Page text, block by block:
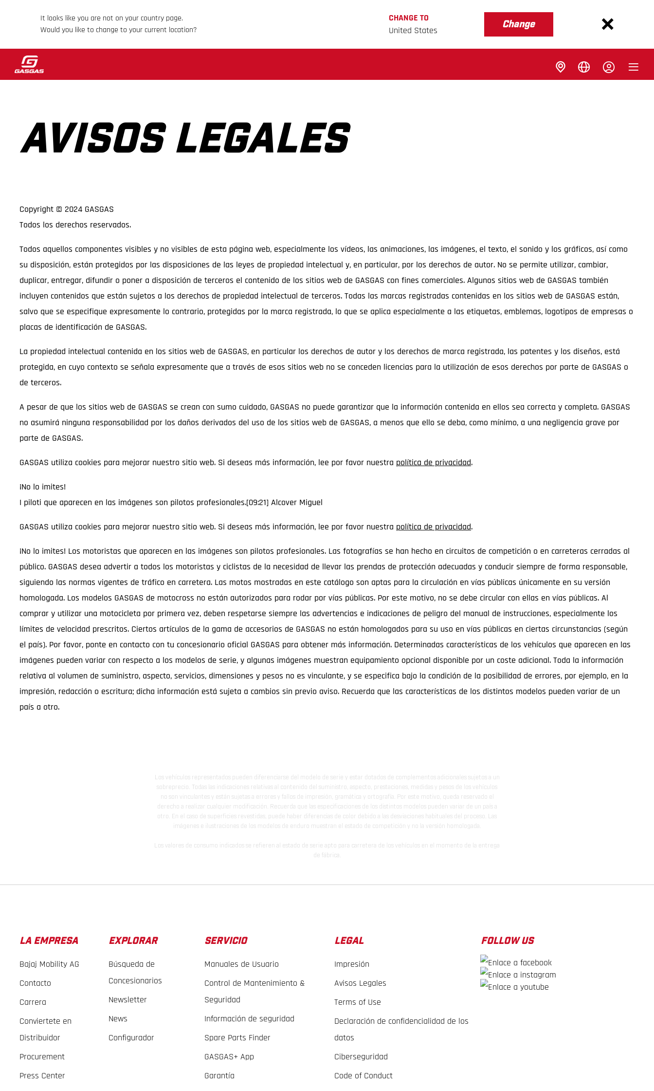
It looks like you are not on your country page.
Would you like to change to your current location?
CHANGE TO
United States
Change
AVISOS LEGALES
Copyright © 2024 GASGAS
Todos los derechos reservados.
Todos aquellos componentes visibles y no visibles de esta página web, especialmente los vídeos, las animaciones, las imágenes, el texto, el sonido y los gráficos, así como
su disposición, están protegidos por las disposiciones de las leyes de propiedad intelectual y, en particular, por los derechos de autor. No se permite utilizar, cambiar,
duplicar, entregar, difundir o poner a disposición de terceros el contenido de los sitios web de GASGAS con fines comerciales. Algunos sitios web de GASGAS también
incluyen contenidos que están sujetos a los derechos de propiedad intelectual de terceros. Todas las marcas registradas contenidas en los sitios web de GASGAS están,
salvo que se especifique expresamente lo contrario, protegidas por la marca registrada, lo que se aplica especialmente a las etiquetas, emblemas, logotipos de empresas o
placas de identificación de GASGAS.
La propiedad intelectual contenida en los sitios web de GASGAS, en particular los derechos de autor y los derechos de marca registrada, las patentes y los diseños, está
protegida, en cuyo contexto se señala expresamente que a través de esos sitios web no se conceden licencias para la utilización de esos derechos por parte de GASGAS o
de terceros.
A pesar de que los sitios web de GASGAS se crean con sumo cuidado, GASGAS no puede garantizar que la información contenida en ellos sea correcta y completa. GASGAS
no asumirá ninguna responsabilidad por los daños derivados del uso de los sitios web de GASGAS, a menos que ello se deba, como mínimo, a una negligencia grave por
parte de GASGAS.
GASGAS utiliza cookies para mejorar nuestro sitio web. Si deseas más información, lee por favor nuestra política de privacidad.
¡No lo imites!
I piloti que aparecen en las imágenes son pilotos profesionales.[09:21] Alcover Miguel
GASGAS utiliza cookies para mejorar nuestro sitio web. Si deseas más información, lee por favor nuestra política de privacidad.
¡No lo imites! Los motoristas que aparecen en las imágenes son pilotos profesionales. Las fotografías se han hecho en circuitos de competición o en carreteras cerradas al
público. GASGAS desea advertir a todos los motoristas y ciclistas de la necesidad de llevar las prendas de protección adecuadas y conducir siempre de forma responsable,
siguiendo las normas vigentes de tráfico en carretera. Las motos mostradas en este catálogo son aptas para la circulación en vías públicas únicamente en su versión
homologada. Los modelos GASGAS de motocross no están autorizados para rodar por vías públicas. Por este motivo, no se debe circular con ellas en vías públicas. Al
comprar y utilizar una motocicleta por primera vez, deben respetarse siempre las advertencias e indicaciones de peligro del manual de instrucciones, especialmente los
límites de velocidad prescritos. Ciertos artículos de la gama de accesorios de GASGAS no están homologados para su uso en vías públicas en ciertas circunstancias (según
el país). Por favor, ponte en contacto con tu concesionario oficial GASGAS para obtener más información. Determinadas características de los vehículos que aparecen en las
imágenes pueden variar con respecto a los modelos de serie, y algunas imágenes muestran equipamiento opcional disponible por un coste adicional. Toda la información
relativa al volumen de suministro, aspecto, servicios, dimensiones y pesos no es vinculante, y se especifica bajo la condición de la posibilidad de errores, por ejemplo, en la
impresión, redacción o escritura; dicha información está sujeta a cambios sin previo aviso. Recuerda que las características de los distintos modelos pueden variar de un
país a otro.
Los vehículos representados pueden diferenciarse del modelo de serie y estar dotados de complementos adicionales sujetos a un
sobreprecio. Todas las indicaciones relativas al contenido del suministro, aspecto, prestaciones, medidas y pesos de los vehículos
no son vinculantes y están sujetas a errores y fallos de impresión, gramática y ortografía. Por este motivo, queda reservado el
derecho a realizar cualquier modificación. Recuerda que las especificaciones de los distintos modelos pueden variar de un país a
otro. En el caso de superficies revestidas, puede haber diferencias de color debido a las desviaciones habituales del proceso. Las
imágenes e ilustraciones de los modelos de enduro muestran el estado de competición y no la versión homologada.
Los valores de consumo indicados se refieren al estado de serie apto para carretera de los vehículos en el momento de la entrega
de fábrica.
LA EMPRESA
Bajaj Mobility AG
Contacto
Carrera
Conviertete en
Distribuidor
Procurement
Press Center
EXPLORAR
Búsqueda de
Concesionarios
Newsletter
News
Configurador
SERVICIO
Manuales de Usuario
Control de Mantenimiento &
Seguridad
Información de seguridad
Spare Parts Finder
GASGAS+ App
Garantía
LEGAL
Impresión
Avisos Legales
Terms of Use
Declaración de confidencialidad de los
datos
Ciberseguridad
Code of Conduct
FOLLOW US